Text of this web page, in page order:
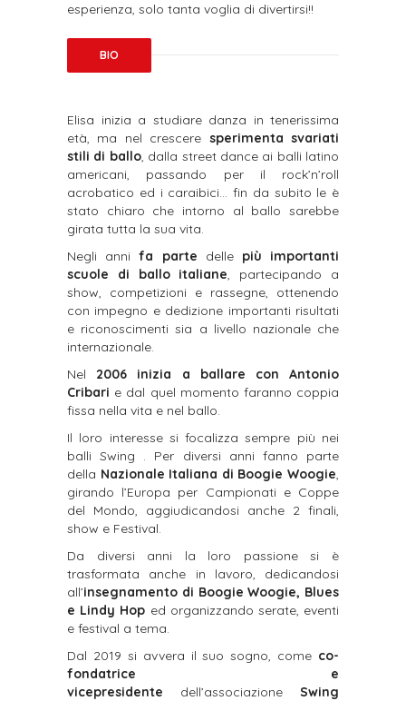
esperienza, solo tanta voglia di divertirsi!!
BIO
Elisa inizia a studiare danza in tenerissima
età, ma nel crescere sperimenta svariati
stili di ballo, dalla street dance ai balli latino
americani, passando per il rock’n’roll
acrobatico ed i caraibici… fin da subito le è
stato chiaro che intorno al ballo sarebbe
girata tutta la sua vita.
Negli anni fa parte delle più importanti
scuole di ballo italiane, partecipando a
show, competizioni e rassegne, ottenendo
con impegno e dedizione importanti risultati
e riconoscimenti sia a livello nazionale che
internazionale.
Nel 2006 inizia a ballare con Antonio
Cribari e dal quel momento faranno coppia
fissa nella vita e nel ballo.
Il loro interesse si focalizza sempre più nei
balli Swing . Per diversi anni fanno parte
della Nazionale Italiana di Boogie Woogie,
girando l’Europa per Campionati e Coppe
del Mondo, aggiudicandosi anche 2 finali,
show e Festival.
Da diversi anni la loro passione si è
trasformata anche in lavoro, dedicandosi
all’insegnamento di Boogie Woogie, Blues
e Lindy Hop ed organizzando serate, eventi
e festival a tema.
Dal 2019 si avvera il suo sogno, come co-
fondatrice e
vicepresidente dell’associazione Swing